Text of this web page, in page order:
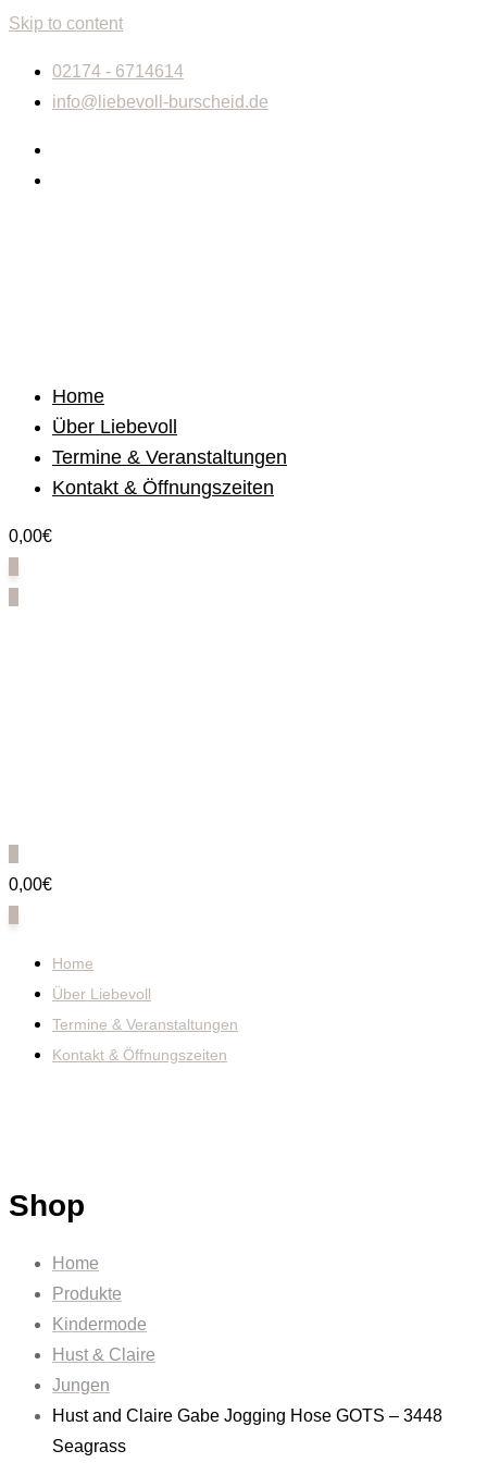
Skip to content
02174 - 6714614
info@liebevoll-burscheid.de
Home
Über Liebevoll
Termine & Veranstaltungen
Kontakt & Öffnungszeiten
0,00€
0,00€
Home
Über Liebevoll
Termine & Veranstaltungen
Kontakt & Öffnungszeiten
Shop
Home
Produkte
Kindermode
Hust & Claire
Jungen
Hust and Claire Gabe Jogging Hose GOTS – 3448
Seagrass